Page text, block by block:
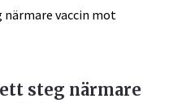
steg närmare